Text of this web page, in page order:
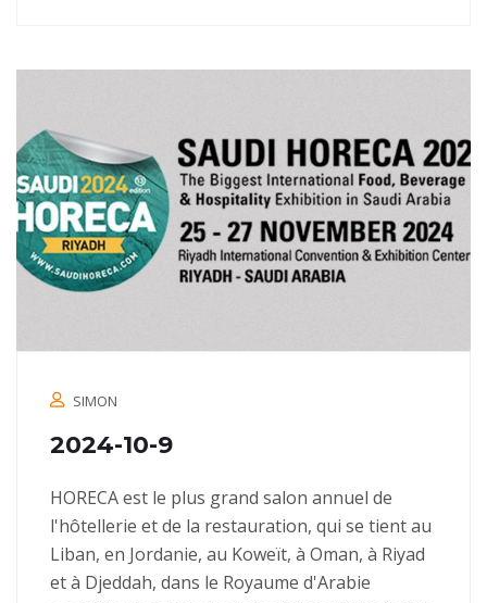
SIMON
2024-10-9
HORECA est le plus grand salon annuel de
l'hôtellerie et de la restauration, qui se tient au
Liban, en Jordanie, au Koweït, à Oman, à Riyad
et à Djeddah, dans le Royaume d'Arabie